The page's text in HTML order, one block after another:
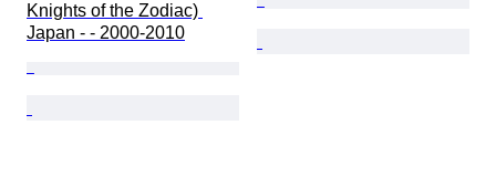
Knights of the Zodiac)
Japan - - 2000-2010